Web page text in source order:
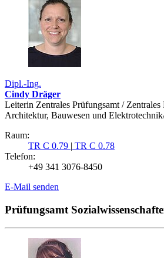
Dipl.-Ing.
Cindy Dräger
Leiterin Zentrales Prüfungsamt / Zentrales
Architektur, Bauwesen und
Raum:
TR C 0.79 | TR C 0.78
Telefon:
+49 341 3076-8450
E-Mail senden
Prüfungsamt